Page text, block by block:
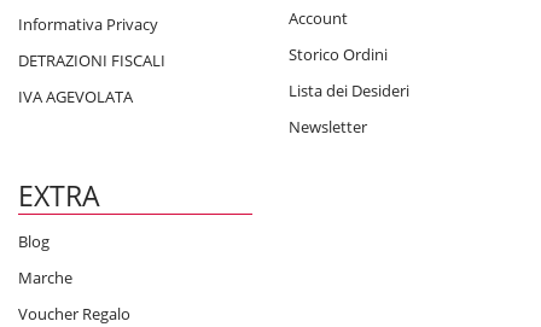
Informativa Privacy
DETRAZIONI FISCALI
IVA AGEVOLATA
Account
Storico Ordini
Lista dei Desideri
Newsletter
EXTRA
Blog
Marche
Voucher Regalo